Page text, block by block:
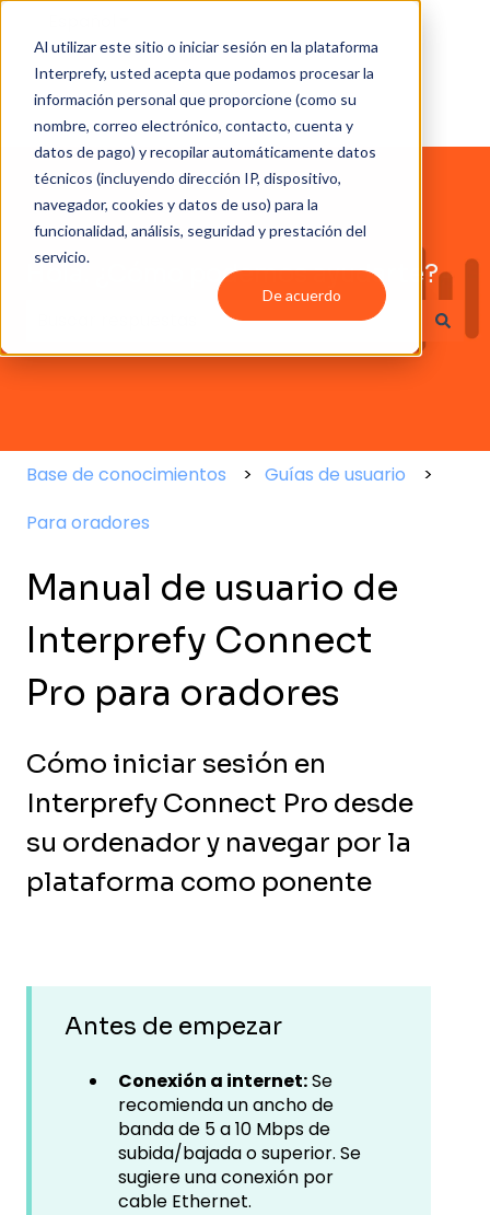
Al utilizar este sitio o iniciar sesión en la plataforma
Interprefy, usted acepta que podamos procesar la
información personal que proporcione (como su
nombre, correo electrónico, contacto, cuenta y
datos de pago) y recopilar automáticamente datos
técnicos (incluyendo dirección IP, dispositivo,
navegador, cookies y datos de uso) para la
funcionalidad, análisis, seguridad y prestación del
servicio.
De acuerdo
Hola. ¿Cómo podemos ayudarte?
No hay sugerencias porque el campo de
Base de conocimientos
Guías de usuario
Para oradores
Manual de usuario de
Interprefy Connect
Pro para oradores
Cómo iniciar sesión en
Interprefy Connect Pro desde
su ordenador y navegar por la
plataforma como ponente
Antes de empezar
Conexión a internet:Se
recomienda un ancho de
banda de 5 a 10 Mbps de
subida/bajada o superior. Se
sugiere una conexión por
cable Ethernet.